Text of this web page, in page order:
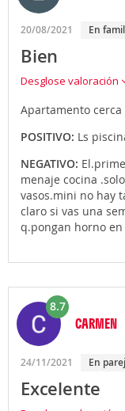
20/08/2021 En
Bien
Desglose valoración
Apartamento
POSITIVO: Ls
NEGATIVO:
menaje cocina
vasos.mini no hay
claro si vas una
q.pongan horno
8.7
CARMEN
24/11/2021 En
Excelente